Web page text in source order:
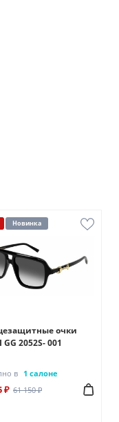
Новинка
очки
GG 2052S- 001
в 1 салоне
₽ 61 150 ₽